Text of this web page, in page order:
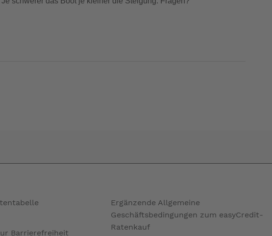
Barrierefreiheit
Ergänzende Allgemeine
Geschäftsbedingungen zum easyCredit-
Ratenkauf